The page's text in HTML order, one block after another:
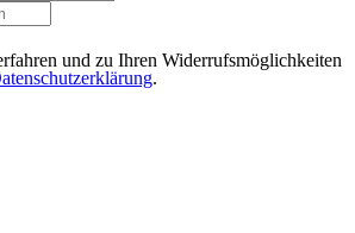
und zu Ihren Widerrufsmöglichkeiten
.